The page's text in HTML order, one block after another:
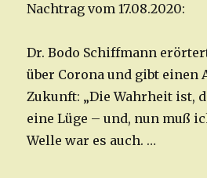
Nachtrag vom 17.08.2020:
Dr. Bodo Schiffmann
über Corona und gibt einen
Zukunft: „Die Wahrheit ist,
eine Lüge – und, nun muß
Welle war es auch. …